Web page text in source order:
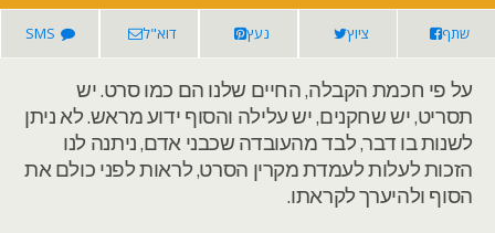
שתף ציוץ נעץ דוא"ל SMS
על פי חכמת הקבלה, החיים שלנו הם כמו סרט. יש
תסריט, יש שחקנים, יש עלילה והסוף ידוע מראש. לא ניתן
לשנות בו דבר, לבד מהעובדה שכבני אדם, ניתנה לנו
הזכות לעלות לעמדת מקרין הסרט, לראות לפני כולם את
הסוף ולהיערך לקראתו.